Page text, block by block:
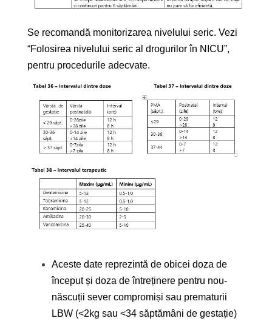
Se recomandă monitorizarea nivelului seric. Vezi
“Folosirea nivelului seric al drogurilor în NICU”,
pentru procedurile adecvate.
Aceste date reprezintă de obicei doza de
început și doza de întreținere pentru nou-
născuții sever compromiși sau prematurii
LBW (˂2kg sau ˂34 săptămâni de gestație)